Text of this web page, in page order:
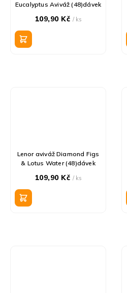
Eucalyptus Aviváž (48)dávek
109,90 Kč / ks
Lenor aviváž Diamond Figs
& Lotus Water (48)dávek
109,90 Kč / ks